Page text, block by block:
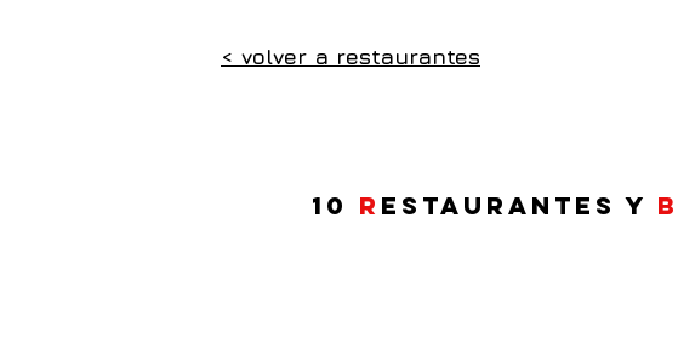
< volver a restaurantes
10 r estaurantes y b